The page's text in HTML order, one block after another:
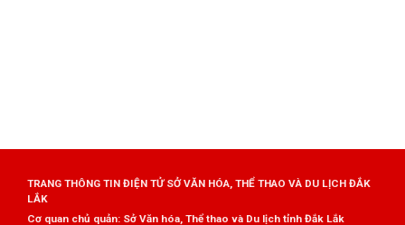
TRANG THÔNG TIN ĐIỆN TỬ SỞ VĂN HÓA, THỂ THAO VÀ DU LỊCH ĐẮK
LẮK
Cơ quan chủ quản: Sở Văn hóa, Thể thao và Du lịch tỉnh Đắk Lắk